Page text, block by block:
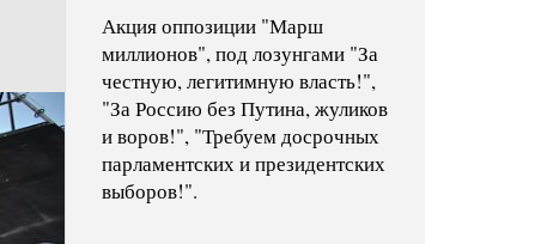
Акция оппозиции "Марш
миллионов", под лозунгами "За
честную, легитимную власть!",
"За Россию без Путина, жуликов
и воров!", "Требуем досрочных
парламентских и президентских
выборов!".